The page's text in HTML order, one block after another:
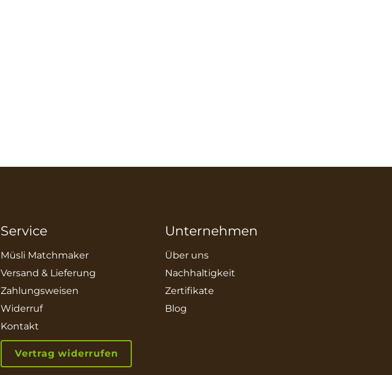
Service
Müsli Matchmaker
Versand & Lieferung
Zahlungsweisen
Widerruf
Kontakt
Vertrag widerrufen
Unternehmen
Über uns
Nachhaltigkeit
Zertifikate
Blog